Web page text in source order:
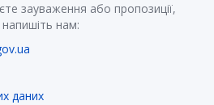
зауваження або пропозиції,
нам:
даних